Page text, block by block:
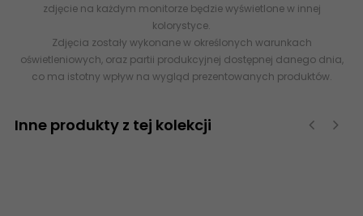
zdjęcie na każdym monitorze będzie wyświetlone w innej
kolorystyce.
Zdjęcia zostały wykonane w określonych warunkach
oświetleniowych, oraz partii produkcyjnej dostępnej danego dnia,
co ma istotny wpływ na wygląd prezentowanych produktów.
Inne produkty z tej kolekcji